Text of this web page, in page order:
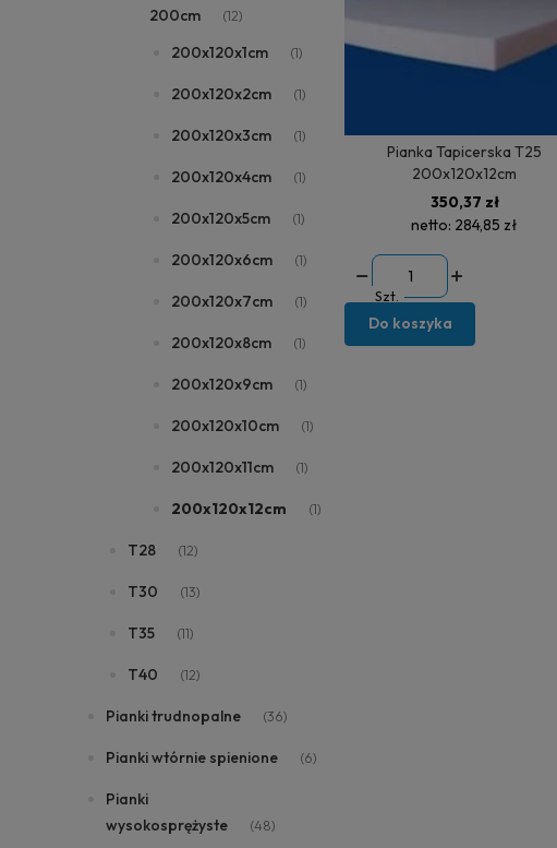
200cm
(12)
200x120x1cm (1)
200x120x2cm (1)
200x120x3cm (1)
200x120x4cm (1)
200x120x5cm (1)
200x120x6cm (1)
200x120x7cm (1)
200x120x8cm (1)
200x120x9cm (1)
200x120x10cm (1)
200x120x11cm (1)
200x120x12cm (1)
T28 (12)
T30 (13)
T35 (11)
T40 (12)
Pianki trudnopalne (36)
Pianki wtórnie spienione (6)
Pianki
wysokosprężyste
(48)
Pianka Tapicerska T25
200x120x12cm
350,37 zł
netto: 284,85 zł
Szt.
Do koszyka